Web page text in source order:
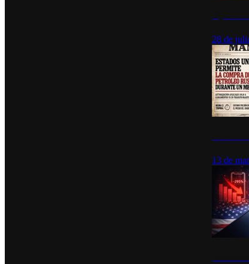
28 de
13 de